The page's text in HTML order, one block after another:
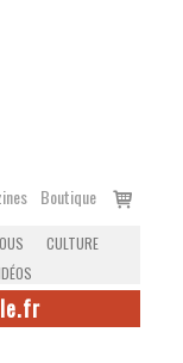
Boutique
Voir
CULTURE